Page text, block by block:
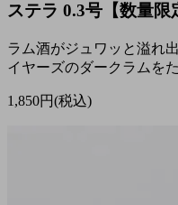
ステラ 0.3号【数量限
ラム酒がジュワッと溢れ
イヤーズのダークラムを
1,850円(税込)